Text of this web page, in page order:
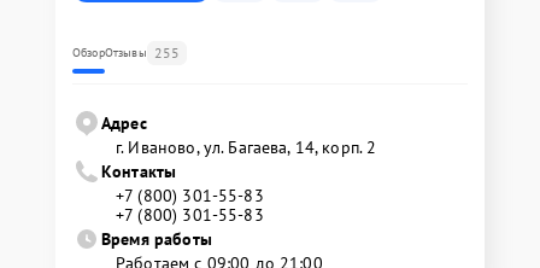
ОбзорОтзывы 255
Адрес
г. Иваново, ул. Багаева, 14, корп. 2
Контакты
+7 (800) 301-55-83
+7 (800) 301-55-83
Время работы
Работаем с 09:00 до 21:00